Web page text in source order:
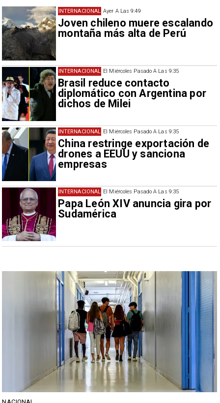
Ayer A Las 9:49
Joven chileno muere escalando
montaña más alta de Perú
INTERNACIONAL
El Miércoles Pasado A Las 9:35
Brasil reduce contacto
diplomático con Argentina por
dichos de Milei
INTERNACIONAL
El Miércoles Pasado A Las 9:35
China restringe exportación de
drones a EEUU y sanciona
empresas
INTERNACIONAL
El Miércoles Pasado A Las 9:35
Papa León XIV anuncia gira por
Sudamérica
INTERNACIONAL